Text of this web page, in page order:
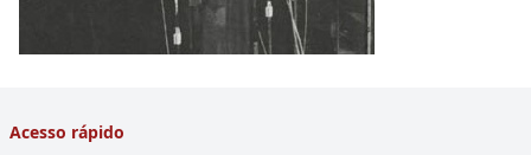
Acesso rápido